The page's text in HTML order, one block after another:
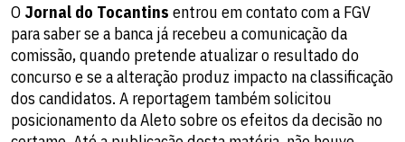
O Jornal do Tocantins entrou em contato com a FGV
para saber se a banca já recebeu a comunicação da
comissão, quando pretende atualizar o resultado do
concurso e se a alteração produz impacto na classificação
dos candidatos. A reportagem também solicitou
posicionamento da Aleto sobre os efeitos da decisão no